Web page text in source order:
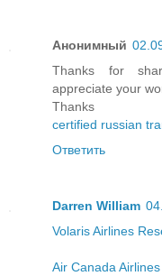
Анонимный
Thanks for
appreciate your
Thanks
certified russian
Ответить
Darren William
Volaris Airlines
Air Canada